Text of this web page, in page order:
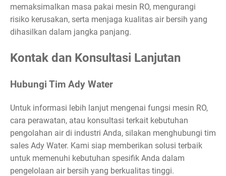
memaksimalkan masa pakai mesin RO, mengurangi
risiko kerusakan, serta menjaga kualitas air bersih yang
dihasilkan dalam jangka panjang.
Kontak dan Konsultasi Lanjutan
Hubungi Tim Ady Water
Untuk informasi lebih lanjut mengenai fungsi mesin RO,
cara perawatan, atau konsultasi terkait kebutuhan
pengolahan air di industri Anda, silakan menghubungi tim
sales Ady Water. Kami siap memberikan solusi terbaik
untuk memenuhi kebutuhan spesifik Anda dalam
pengelolaan air bersih yang berkualitas tinggi.